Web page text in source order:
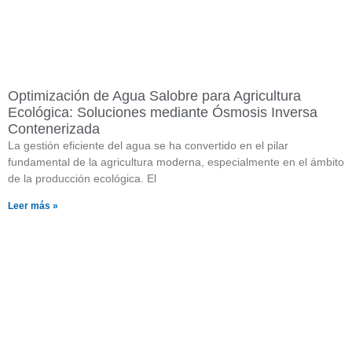
Optimización de Agua Salobre para Agricultura
Ecológica: Soluciones mediante Ósmosis Inversa
Contenerizada
La gestión eficiente del agua se ha convertido en el pilar
fundamental de la agricultura moderna, especialmente en el ámbito
de la producción ecológica. El
Leer más »